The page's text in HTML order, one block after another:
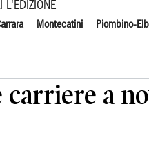
L'EDIZIONE
Montecatini Piombino-
carriere a